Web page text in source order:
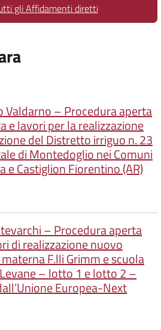
gli Affidamenti diretti
Valdarno – Procedura aperta
lavori per la realizzazione
del Distretto irriguo n. 23
di Montedoglio nei Comuni
e Castiglion Fiorentino (AR)
– Procedura aperta
di realizzazione nuovo
F.lli Grimm e scuola
– lotto 1 e lotto 2 –
Europea-Next